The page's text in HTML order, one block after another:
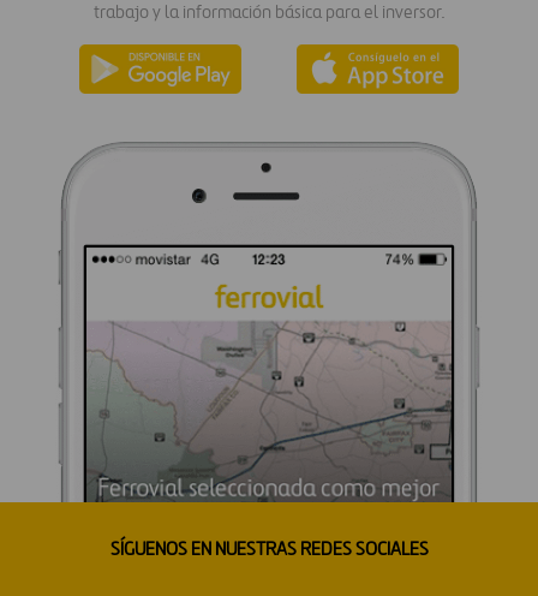
trabajo y la información básica para el inversor.
SÍGUENOS EN NUESTRAS REDES SOCIALES